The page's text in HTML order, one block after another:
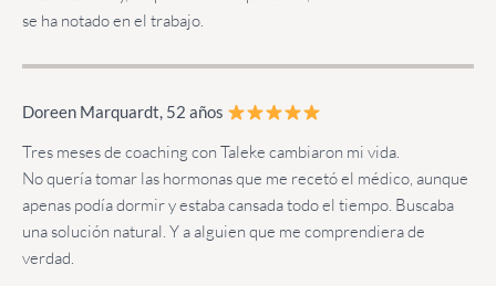
se ha notado en el trabajo.
Doreen Marquardt, 52 años
Tres meses de coaching con Taleke cambiaron mi vida.
No quería tomar las hormonas que me recetó el médico, aunque
apenas podía dormir y estaba cansada todo el tiempo. Buscaba
una solución natural. Y a alguien que me comprendiera de
verdad.